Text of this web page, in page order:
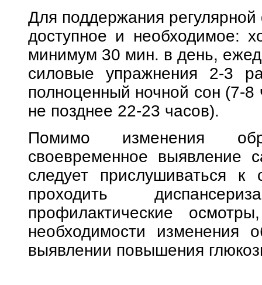
Для поддержания
доступное и необходимое:
минимум 30 мин. в день,
силовые упражнения 2-3
полноценный ночной сон (7-
не позднее 22-23 часов).
Помимо изменения
своевременное выявление
следует прислушиваться к
проходить
профилактические
необходимости изменения
выявлении повышения